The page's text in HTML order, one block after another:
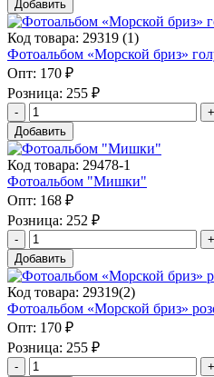
Добавить
Код товара: 29319 (1)
Фотоальбом «Морской бриз»
Опт: 170 ₽
Розница: 255 ₽
Добавить
Код товара: 29478-1
Фотоальбом "Мишки"
Опт: 168 ₽
Розница: 252 ₽
Добавить
Код товара: 29319(2)
Фотоальбом «Морской бриз»
Опт: 170 ₽
Розница: 255 ₽